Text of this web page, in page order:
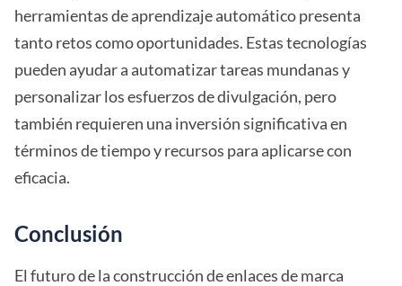
herramientas de aprendizaje automático presenta
tanto retos como oportunidades. Estas tecnologías
pueden ayudar a automatizar tareas mundanas y
personalizar los esfuerzos de divulgación, pero
también requieren una inversión significativa en
términos de tiempo y recursos para aplicarse con
eficacia.
Conclusión
El futuro de la construcción de enlaces de marca